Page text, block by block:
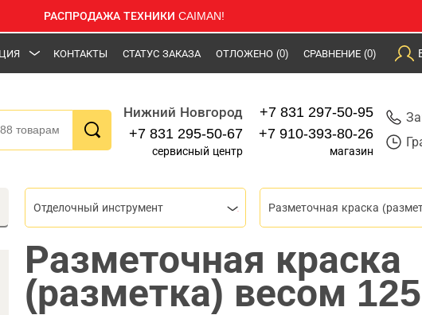
РАСПРОДАЖА ТЕХНИКИ CAIMAN!
КОНТАКТЫ СТАТУС ЗАКАЗА ОТЛОЖЕНО (0) СРАВНЕНИЕ (0)
Нижний Новгород
+7 831 295-50-67
сервисный центр
+7 831 297-50-95
+7 910-393-80-26
магазин
Отделочный инструмент
Разметочная краска
(разметка) весом